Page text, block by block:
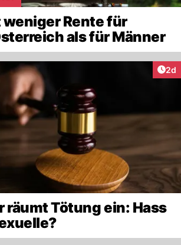
Rente für
als für Männer
2d
räumt Tötung ein: Hass